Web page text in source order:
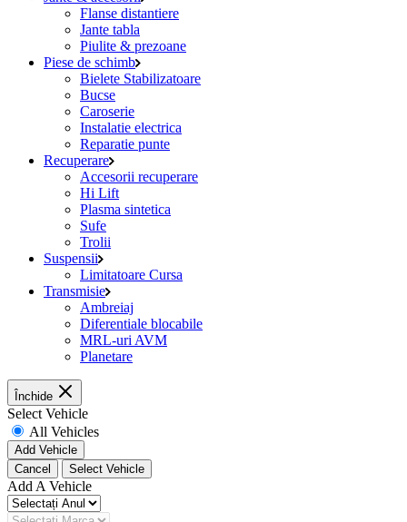
Flanse distantiere
Jante tabla
Piulite & prezoane
Piese de schimb
Bielete Stabilizatoare
Bucse
Caroserie
Instalatie electrica
Reparatie punte
Recuperare
Accesorii recuperare
Hi Lift
Plasma sintetica
Sufe
Trolii
Suspensii
Limitatoare Cursa
Transmisie
Ambreiaj
Diferentiale blocabile
MRL-uri AVM
Planetare
Închide
Select Vehicle
All Vehicles
Add Vehicle
Cancel
Select Vehicle
Add A Vehicle